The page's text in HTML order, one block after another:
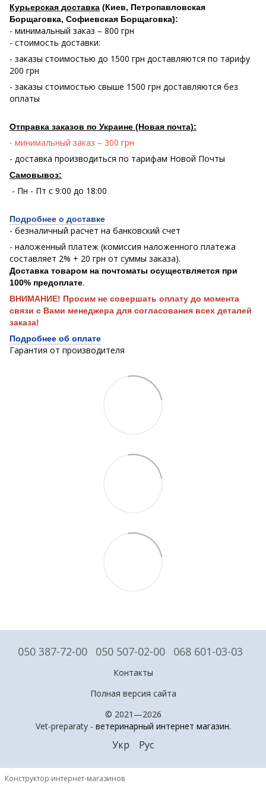
Курьерская доставка (Киев, Петропавловская
Борщаговка, Софиевская Борщаговка):
- минимальный заказ – 800 грн
- стоимость доставки:
- заказы стоимостью до 1500 грн доставляются по тарифу
200 грн
- заказы стоимостью свыше 1500 грн доставляются без
оплаты
Отправка заказов по Украине (Новая почта):
- минимальный заказ – 300 грн
- доставка производиться по тарифам Новой Почты
Самовывоз:
- Пн - Пт с 9:00 до 18:00
Подробнее о доставке
- безналичный расчет на банковский счет
- наложенный платеж (комиссия наложенного платежа
составляет 2% + 20 грн от суммы заказа).
Доставка товаром на почтоматы осуществляется при
100% предоплате.
ВНИМАНИЕ! Просим не совершать оплату до момента
связи с Вами менеджера для согласования всех деталей
заказа!
Подробнее об оплате
Гарантия от производителя
050 387-72-00 050 507-02-00 068 601-03-03
Контакты
Полная версия сайта
© 2021—2026
Vet-preparaty - ветеринарный интернет магазин.
Укр Рус
Конструктор интернет-магазинов